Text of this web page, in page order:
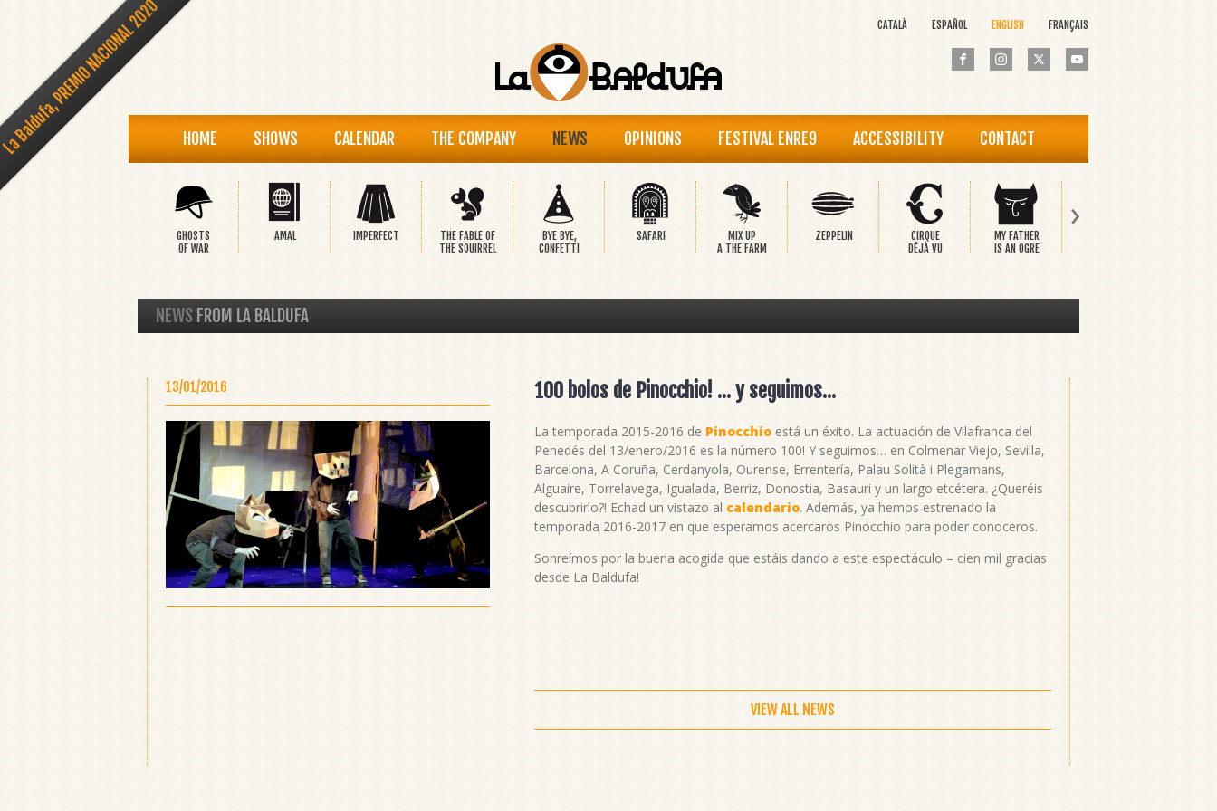
La Baldufa, PREMIO NACIONAL 2020 CATALÀ ESPAÑOL ENGLISH FRANÇAIS
HOME SHOWS CALENDAR THE COMPANY NEWS OPINIONS FESTIVAL ENRE9 ACCESSIBILITY CONTACT
GHOSTS
OF WAR
AMAL IMPERFECT
THE FABLE OF
THE SQUIRREL
BYE BYE,
CONFETTI
SAFARI
MIX UP
A THE FARM
ZEPPELIN
CIRQUE
DÉJÀ VU
MY FATHER
IS AN OGRE
›
NEWS FROM LA BALDUFA
13/01/2016 100 bolos de Pinocchio! ... y seguimos...
La temporada 2015-2016 de Pinocchio está un éxito. La actuación de Vilafranca del
Penedés del 13/enero/2016 es la número 100! Y seguimos… en Colmenar Viejo, Sevilla,
Barcelona, A Coruña, Cerdanyola, Ourense, Errentería, Palau Solità i Plegamans,
Alguaire, Torrelavega, Igualada, Berriz, Donostia, Basauri y un largo etcétera. ¿Queréis
descubrirlo?! Echad un vistazo al calendario. Además, ya hemos estrenado la
temporada 2016-2017 en que esperamos acercaros Pinocchio para poder conoceros.
Sonreímos por la buena acogida que estáis dando a este espectáculo – cien mil gracias
desde La Baldufa!
VIEW ALL NEWS